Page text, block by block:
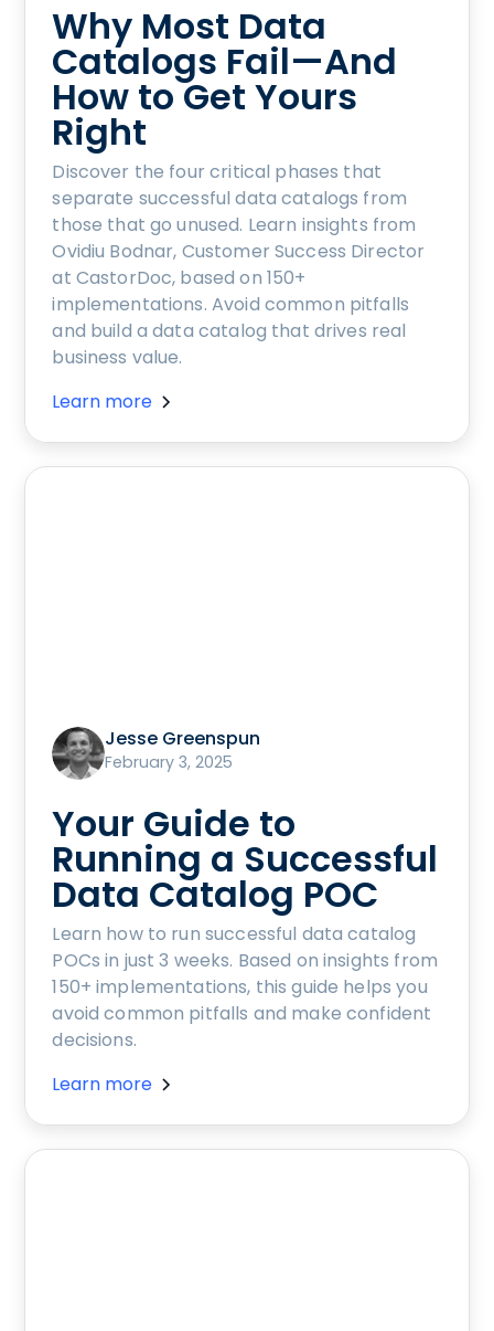
Why Most Data
Catalogs Fail—And
How to Get Yours
Right
Discover the four critical phases that
separate successful data catalogs from
those that go unused. Learn insights from
Ovidiu Bodnar, Customer Success Director
at CastorDoc, based on 150+
implementations. Avoid common pitfalls
and build a data catalog that drives real
business value.
Learn more
Jesse Greenspun
February 3, 2025
Your Guide to
Running a Successful
Data Catalog POC
Learn how to run successful data catalog
POCs in just 3 weeks. Based on insights from
150+ implementations, this guide helps you
avoid common pitfalls and make confident
decisions.
Learn more